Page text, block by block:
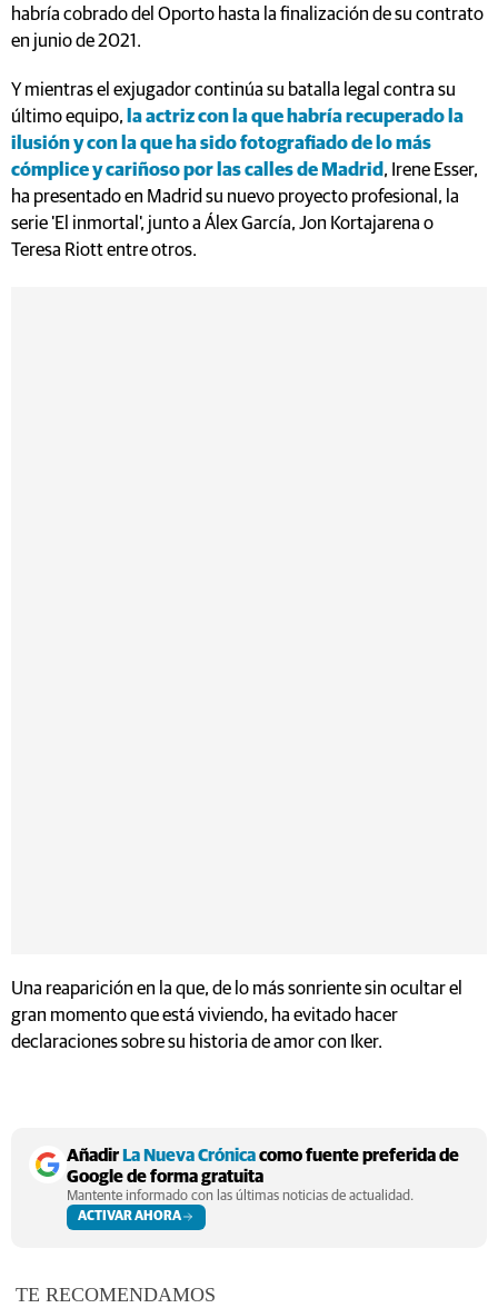
habría cobrado del Oporto hasta la finalización de su contrato
en junio de 2021.
Y mientras el exjugador continúa su batalla legal contra su
último equipo, la actriz con la que habría recuperado la
ilusión y con la que ha sido fotografiado de lo más
cómplice y cariñoso por las calles de Madrid , Irene Esser,
ha presentado en Madrid su nuevo proyecto profesional, la
serie 'El inmortal', junto a Álex García, Jon Kortajarena o
Teresa Riott entre otros.
Una reaparición en la que, de lo más sonriente sin ocultar el
gran momento que está viviendo, ha evitado hacer
declaraciones sobre su historia de amor con Iker.
AñadirLa Nueva Crónicacomo fuente preferida de
Google de forma gratuita
Mantente informado con las últimas noticias de actualidad.
ACTIVAR AHORA
TE RECOMENDAMOS